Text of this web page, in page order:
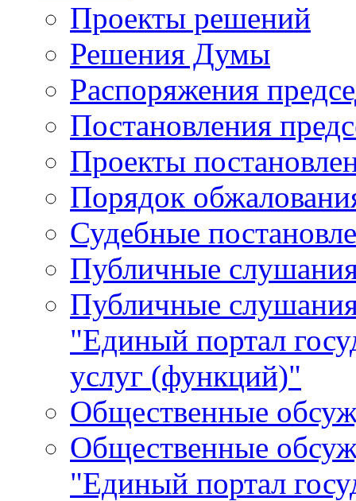
Проекты решений
Решения Думы
Распоряжения
Постановления
Проекты
Порядок
Судебные
Публичные
Публичные
"Единый портал
услуг (функций)"
Общественные
Общественные
"Единый портал